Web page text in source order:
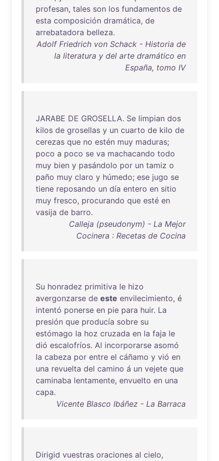
profesan, tales son los fundamentos de
esta composición dramática, de
arrebatadora belleza.
Adolf Friedrich von Schack - Historia de
la literatura y del arte dramático en
España, tomo IV
JARABE DE GROSELLA. Se limpian dos
kilos de grosellas y un cuarto de kilo de
cerezas que no estén muy maduras;
poco a poco se va machacando todo
muy bien y pasándolo por un tamiz o
paño muy claro y húmedo; ese jugo se
tiene reposando un día entero en sitio
muy fresco, procurando que esté en
vasija de barro.
Calleja (pseudonym) - La Mejor
Cocinera : Recetas de Cocina
Su honradez primitiva le hizo
avergonzarse de este envilecimiento, é
intentó ponerse en pie para huir. La
presión que producía sobre su
estómago la hoz cruzada en la faja le
dió escalofríos. Al incorporarse asomó
la cabeza por entre el cáñamo y vió en
una revuelta del camino á un vejete que
caminaba lentamente, envuelto en una
capa.
Vicente Blasco Ibáñez - La Barraca
Dirigid vuestras oraciones al cielo,